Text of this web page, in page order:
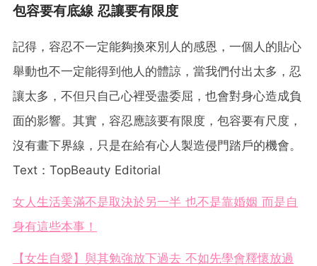
包容要有底線 忍讓要有限度
記得，容忍不一定能夠換來別人的感恩，一個人的貼心
舉動也不一定能得到他人的體諒，當我們付出太多，忍
讓太多，不但只自己心裡受盡委屈，也會對身心造成負
面的影響。其實，容忍應該要有限度，包容要有尺度，
沒有畫下界線，只是在給有心人製造侵門踏戶的機會。
Text：TopBeauty Editorial
女人生活美滿不是取決於另一半 也不是靠婚姻 而是自
身有這些本事！
【女生自愛】與其勉強放下過去 不如先學會釋懷放過